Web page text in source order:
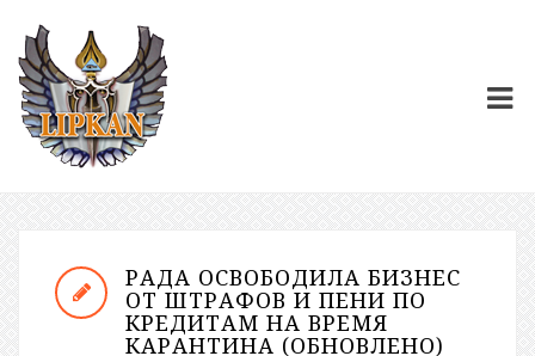
РАДА ОСВОБОДИЛА БИЗНЕС
ОТ ШТРАФОВ И ПЕНИ ПО
КРЕДИТАМ НА ВРЕМЯ
КАРАНТИНА (ОБНОВЛЕНО)